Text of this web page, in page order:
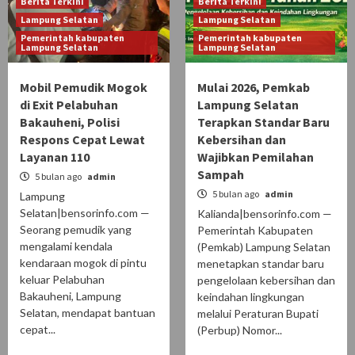
Lampung Selatan
Pemerintah kabupaten
Lampung Selatan
Mobil Pemudik Mogok
di Exit Pelabuhan
Bakauheni, Polisi
Respons Cepat Lewat
Layanan 110
5 bulan ago admin
Lampung
Selatan|bensorinfo.com —
Seorang pemudik yang
mengalami kendala
kendaraan mogok di pintu
keluar Pelabuhan
Bakauheni, Lampung
Selatan, mendapat bantuan
cepat...
Lampung Selatan
Pemerintah kabupaten
Lampung Selatan
Mulai 2026, Pemkab
Lampung Selatan
Terapkan Standar Baru
Kebersihan dan
Wajibkan Pemilahan
Sampah
5 bulan ago admin
Kalianda|bensorinfo.com —
Pemerintah Kabupaten
(Pemkab) Lampung Selatan
menetapkan standar baru
pengelolaan kebersihan dan
keindahan lingkungan
melalui Peraturan Bupati
(Perbup) Nomor...